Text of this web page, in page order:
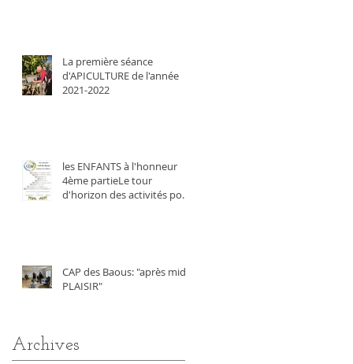
La première séance
d'APICULTURE de l'année
2021-2022
les ENFANTS à l'honneur
4ème partieLe tour
d'horizon des activités pour
CAP des Baous: "après midi
PLAISIR"
Archives